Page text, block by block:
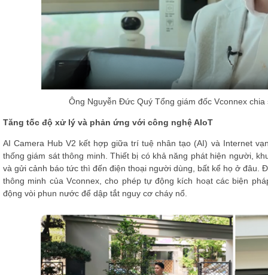
Ông Nguyễn Đức Quý Tổng giám đốc Vconnex
Tăng tốc độ xử lý và phản ứng với công nghệ AIoT
AI Camera Hub V2 kết hợp giữa trí tuệ nhân tạo (AI) và Internet
thống giám sát thông minh. Thiết bị có khả năng phát hiện người,
và gửi cảnh báo tức thì đến điện thoại người dùng, bất kể họ ở đâu.
thông minh của Vconnex, cho phép tự động kích hoạt các biện
động vòi phun nước để dập tắt nguy cơ cháy nổ.